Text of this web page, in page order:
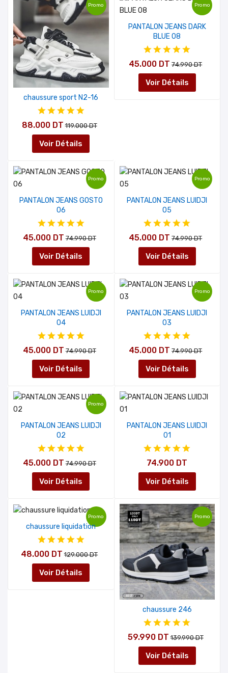
Promo
chaussure sport N2-16
88.000 DT 119.000 DT
Voir Détails
Promo
PANTALON JEANS DARK
BLUE 08
45.000 DT 74.990 DT
Voir Détails
Promo
PANTALON JEANS GOSTO
06
45.000 DT 74.990 DT
Voir Détails
Promo
PANTALON JEANS LUIDJI
05
45.000 DT 74.990 DT
Voir Détails
Promo
PANTALON JEANS LUIDJI
04
45.000 DT 74.990 DT
Voir Détails
Promo
PANTALON JEANS LUIDJI
03
45.000 DT 74.990 DT
Voir Détails
Promo
PANTALON JEANS LUIDJI
02
45.000 DT 74.990 DT
Voir Détails
PANTALON JEANS LUIDJI
01
74.900 DT
Voir Détails
Promo
chaussure liquidation
48.000 DT 129.000 DT
Voir Détails
Promo
chaussure 246
59.990 DT 139.990 DT
Voir Détails